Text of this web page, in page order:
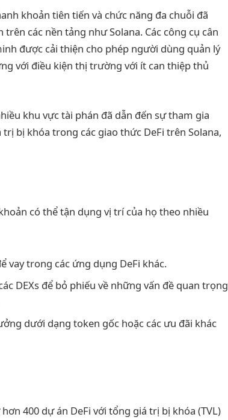
khoản tiên tiến và chức năng đa chuỗi đã
các nền tảng như Solana. Các công cụ cân
được cải thiện cho phép người dùng quản lý
với điều kiện thị trường với ít can thiệp thủ
khu vực tài phán đã dẫn đến sự tham gia
bị khóa trong các giao thức DeFi trên Solana,
có thể tận dụng vị trí của họ theo nhiều
vay trong các ứng dụng DeFi khác.
DEXs để bỏ phiếu về những vấn đề quan trọng
dưới dạng token gốc hoặc các ưu đãi khác
400 dự án DeFi với tổng giá trị bị khóa (TVL)